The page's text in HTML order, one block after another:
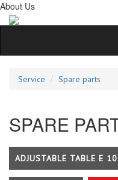
About Us
Service Spare parts
SPARE
ADJUSTABLE TABLE E